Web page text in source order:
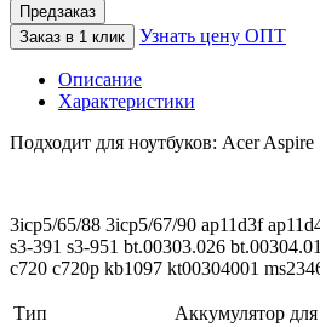
Предзаказ
Заказ в 1 клик
Узнать цену ОПТ
Описание
Характеристики
Подходит для ноутбуков: Acer
3icp5/65/88 3icp5/67/90 ap11d3f
s3-391 s3-951 bt.00303.026
c720 c720p kb1097 kt00304001
Тип
Аккумулятор для